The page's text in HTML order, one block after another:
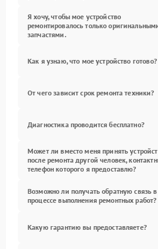
Я хочу, чтобы мое устройство
ремонтировалось только
запчастями.
Как я узнаю, что мое устройство готово?
От чего зависит срок ремонта техники?
Диагностика проводится бесплатно?
Может ли вместо меня принять
после ремонта другой человек,
телефон которого я предоставлю?
Возможно ли получать обратную связь в
процессе выполнения ремонтных работ?
Какую гарантию вы предоставляете?